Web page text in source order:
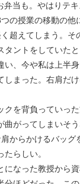
当も。やはりテ
の授業の移動の
超えてしまう。
ントをしていた
、今や私は上半
しまった。右肩だ
クを背負っていっ
がってしまいそ
からかけるバッ
らしい。
なった教授から